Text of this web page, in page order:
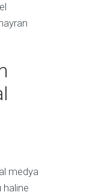
medya
haline